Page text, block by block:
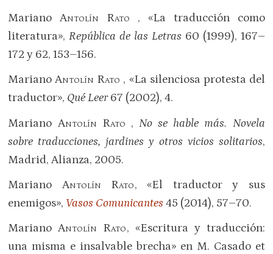
MarianoAntolín Rato
, «La traducción como
literatura»,República de las Letras 60 (1999), 167–
172 y 62, 153–156.
MarianoAntolín Rato , «La silenciosa protesta del
traductor», Qué Leer67 (2002), 4.
Mariano Antolín Rato , No se hable más. Novela
sobre traducciones, jardines y otros vicios solitarios,
Madrid, Alianza, 2005.
Mariano Antolín Rato, «El traductor y sus
enemigos», Vasos Comunicantes 45 (2014), 57–70.
MarianoAntolín Rato, «Escritura y traducción:
una misma e insalvable brecha» en M. Casado et